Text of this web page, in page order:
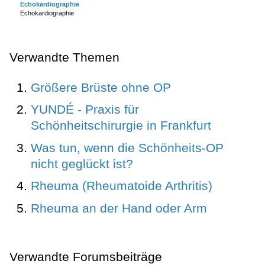
Echokardiographie
Echokardiographie
Verwandte Themen
Größere Brüste ohne OP
YUNDÉ - Praxis für
Schönheitschirurgie in Frankfurt
Was tun, wenn die Schönheits-OP
nicht geglückt ist?
Rheuma (Rheumatoide Arthritis)
Rheuma an der Hand oder Arm
Verwandte Forumsbeiträge